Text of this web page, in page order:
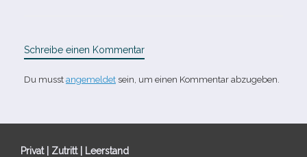
Schreibe einen Kommentar
Du musst angemeldet sein, um einen Kommentar abzugeben.
Privat | Zutritt | Leerstand